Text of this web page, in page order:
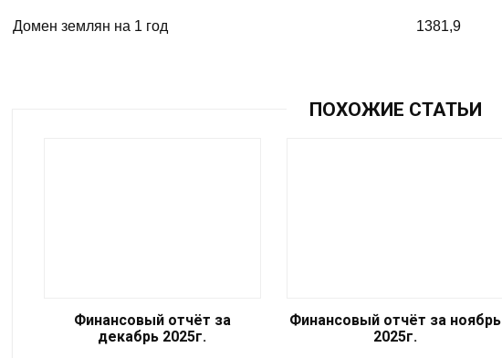
Домен землян на 1 год 1381,9
ПОХОЖИЕ СТАТЬИ
Финансовый отчёт за
декабрь 2025г.
Финансовый отчёт за ноябрь
2025г.